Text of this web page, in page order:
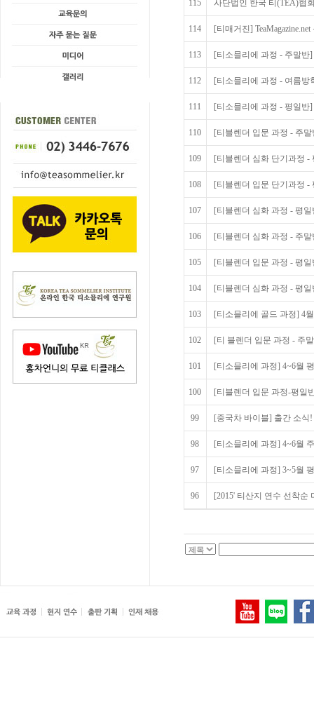
115 사단법인 한국 티(TEA)협
114 [티매거진]
113 [티소믈리에 과정 - 주말반
112 [티소믈리에 과정 - 여름방
111 [티소믈리에 과정 - 평일반
110 [티블렌더 입문 과정 - 주
109 [티블렌더 심화 단기과정 -
108 [티블렌더 입문 단기과정 -
107 [티블렌더 심화 과정 - 평
106 [티블렌더 심화 과정 - 주
105 [티블렌더 입문 과정 - 평
104 [티블렌더 심화 과정 - 평
103 [티소믈리에 골드 과정] 4
102 [티 블렌더 입문 과정 - 주
101 [티소믈리에 과정] 4~6월
100 [티블렌더 입문 과정-평일
99 [중국차 바이블] 출간 소식!
98 [티소믈리에 과정] 4~6월
97 [티소믈리에 과정] 3~5월
96 [2015' 티산지 연수 선착순